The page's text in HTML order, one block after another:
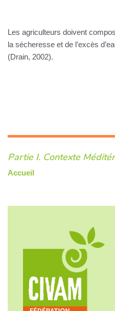
Les agriculteurs doivent
la sécheresse et de l’excès
(Drain, 2002).
Partie I. Contexte
Accueil